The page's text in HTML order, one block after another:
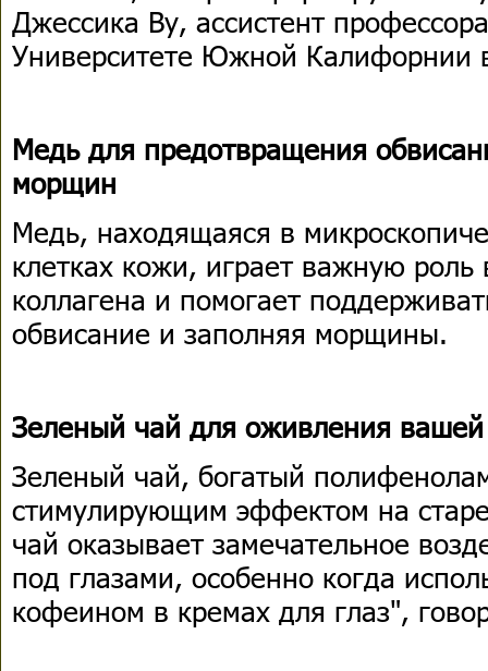
Джессика Ву, ассистент
Университете Южной Калифорнии
Медь для предотвращения
морщин
Медь, находящаяся в
клетках кожи, играет важную
коллагена и помогает
обвисание и заполняя морщины.
Зеленый чай для оживления
Зеленый чай, богатый
стимулирующим эффектом на
чай оказывает замечательное
под глазами, особенно когда
кофеином в кремах для глаз",